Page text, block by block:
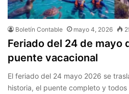
Boletín Contable mayo 4, 2026
Feriado del 24 de mayo
puente vacacional
El feriado del 24 mayo 2026 se
historia, el puente completo y todos